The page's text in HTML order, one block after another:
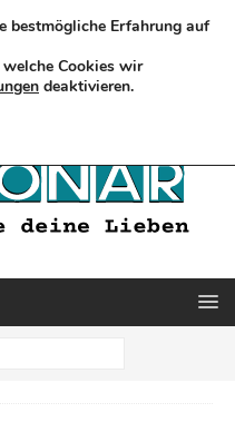
bestmögliche Erfahrung auf
Cookies wir
deaktivieren.